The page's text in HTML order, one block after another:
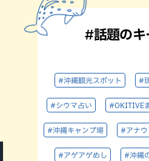
#話題のキ
#沖縄観光スポット #
#シウマ占い #OKITIVE
#沖縄キャンプ場 #アナウ
#アゲアゲめし #沖縄